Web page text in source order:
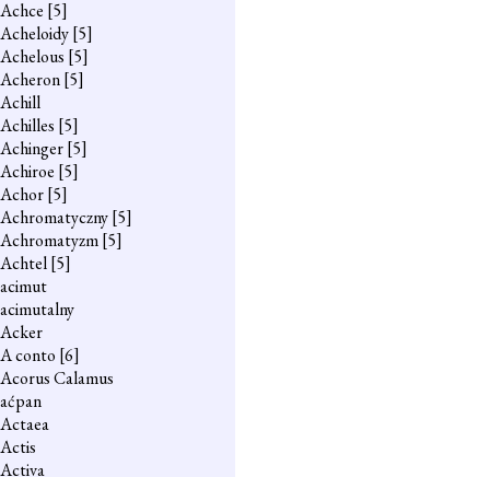
Achce [5]
Acheloidy[5]
Achelous [5]
Acheron[5]
Achill
Achilles [5]
Achinger[5]
Achiroe [5]
Achor[5]
Achromatyczny[5]
Achromatyzm[5]
Achtel[5]
acimut
acimutalny
Acker
A conto [6]
Acorus Calamus
aćpan
Actaea
Actis
Activa